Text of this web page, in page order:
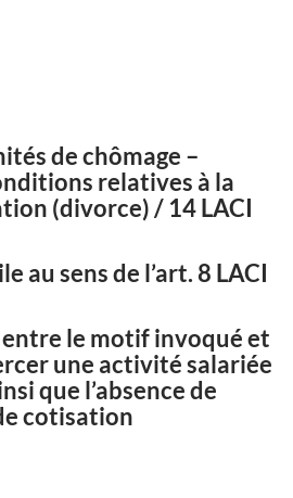
de chômage –
relatives à la
(divorce) / 14 LACI
au sens de l’art. 8 LACI
le motif invoqué et
une activité salariée
que l’absence de
cotisation